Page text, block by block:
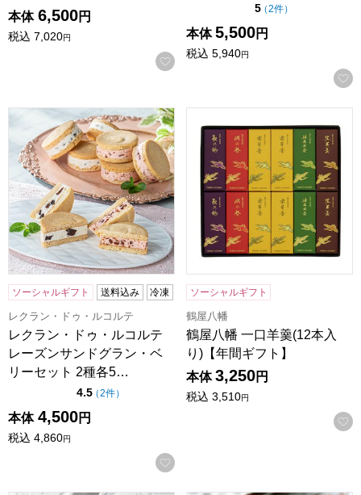
本体 6,500円
税込 7,020円
お気に入りに登録する
5点（5点満点中）
（2件の評価
）
本体 5,500円
税込 5,940円
レクラン・ドゥ・ルコルテ レーズンサンドグラン・ベリー
ソーシャルギフト 送料込み 冷凍
レクラン・ドゥ・ルコルテ
レクラン・ドゥ・ルコルテ
レーズンサンドグラン・ベ
リーセット 2種各5…
4.5点（5点満点中）
（2件の評価
）
本体 4,500円
税込 4,860円
お気に入りに登録する
ソーシャルギフト
鶴屋八幡
鶴屋八幡 一口羊羹(12本入
り)【年間ギフト】
本体 3,250円
税込 3,510円